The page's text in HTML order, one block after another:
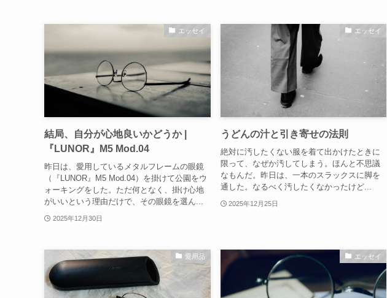
エッセイ
結局、自分が心地良いかどうか |
『LUNOR』M5 Mod.04
昨日は、愛用しているメタルフレームの眼鏡
（『LUNOR』M5 Mod.04）を掛けて公園をウ
ォーキングをした。ただ何となく、掛け心地
がいいという理由だけで、その眼鏡を選ん...
2025年12月30日
エッセイ
うどんの汁と引き寄せの法則
絶対に汚したくない服を着て出かけたときに
限って、なぜか汚してしまう。ほんと不思議
なもんだ。昨日は、一本のスラックスに脚を
通した。なるべく汚したくなかったけど...
2025年12月25日
愛用品 エッセイ